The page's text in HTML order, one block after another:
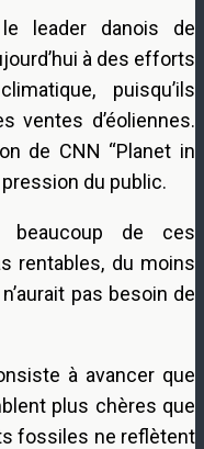
leader danois de
à des efforts
puisqu’ils
ventes d’éoliennes.
de CNN “Planet in
du public.
beaucoup de ces
rentables, du moins
pas besoin de
à avancer que
plus chères que
fossiles ne reflètent